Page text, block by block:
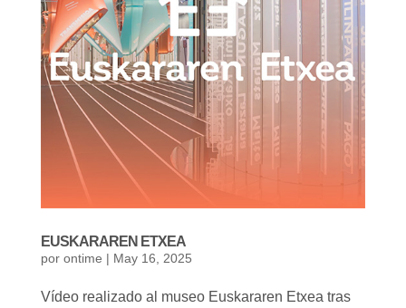
EUSKARAREN ETXEA
por ontime | May 16, 2025
Vídeo realizado al museo Euskararen Etxea tras